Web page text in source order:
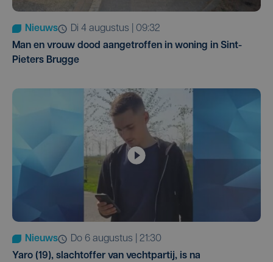
Nieuws
di 4 augustus | 09:32
Man en vrouw dood aangetroffen in woning in Sint-
Pieters Brugge
Nieuws
do 6 augustus | 21:30
Yaro (19), slachtoffer van vechtpartij, is na